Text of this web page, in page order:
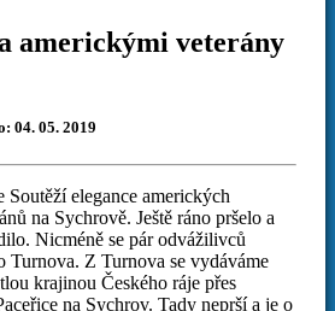
americkými veterány
04. 05. 2019
elegance amerických
na Sychrově. Ještě ráno pršelo a
Nicméně se pár odvážilivců
Turnova. Z Turnova se vydáváme
krajinou Českého ráje přes
na Sychrov. Tady neprší a je o